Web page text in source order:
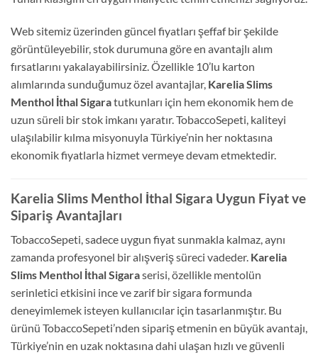
Web sitemiz üzerinden güncel fiyatları şeffaf bir şekilde
görüntüleyebilir, stok durumuna göre en avantajlı alım
fırsatlarını yakalayabilirsiniz. Özellikle 10’lu karton
alımlarında sunduğumuz özel avantajlar, Karelia Slims
Menthol İthal Sigaratutkunları için hem ekonomik hem de
uzun süreli bir stok imkanı yaratır. TobaccoSepeti, kaliteyi
ulaşılabilir kılma misyonuyla Türkiye’nin her noktasına
ekonomik fiyatlarla hizmet vermeye devam etmektedir.
Karelia Slims Menthol İthal Sigara Uygun Fiyat ve
Sipariş Avantajları
TobaccoSepeti, sadece uygun fiyat sunmakla kalmaz, aynı
zamanda profesyonel bir alışveriş süreci vadeder. Karelia
Slims Menthol İthal Sigaraserisi, özellikle mentolün
serinletici etkisini ince ve zarif bir sigara formunda
deneyimlemek isteyen kullanıcılar için tasarlanmıştır. Bu
ürünü TobaccoSepeti’nden sipariş etmenin en büyük avantajı,
Türkiye’nin en uzak noktasına dahi ulaşan hızlı ve güvenli